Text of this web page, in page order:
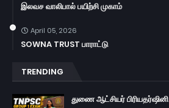
இலவச வாலிபால் பயிற்சி முகாம்
April 05, 2026
SOWNA TRUST பாராட்டு
TRENDING
துணை ஆட்சியர் பிரியதர்ஷினி